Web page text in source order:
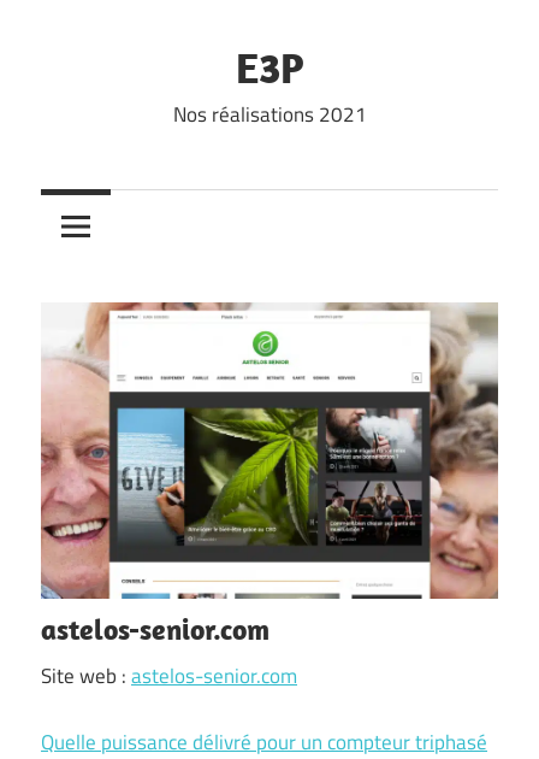
E3P
Nos réalisations 2021
astelos-senior.com
Site web :astelos-senior.com
Quelle puissance délivré pour un compteur triphasé